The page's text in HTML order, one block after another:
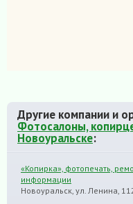
Другие компании и
Фотосалоны,
Новоуральске:
«Копирка», фотопечать,
информации
Новоуральск, ул. Ленина,